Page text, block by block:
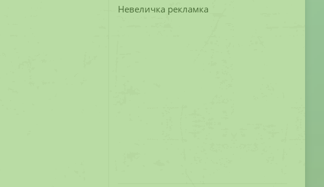
Невеличка рекламка